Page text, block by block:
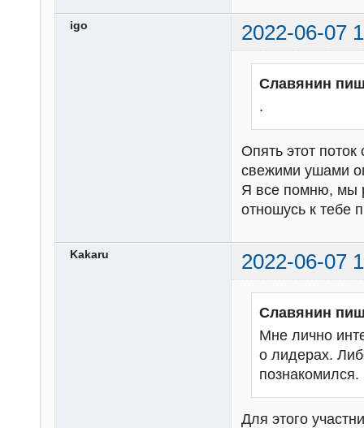
igo 2022-06-07
Славянин
.
Опять этот
свежими ушами
Я все помню, мы
отношусь к тебе
Kakaru 2022-06-07
Славянин
Мне лично
о лидерах.
познакомился.
Для этого